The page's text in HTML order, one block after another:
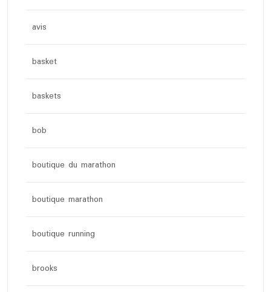
avis
basket
baskets
bob
boutique du marathon
boutique marathon
boutique running
brooks